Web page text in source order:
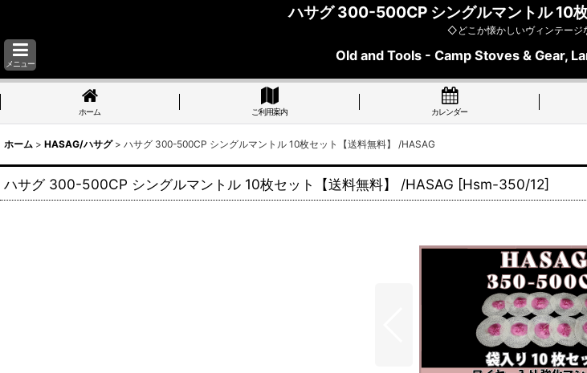
ハサグ 300-500CP シングルマントル 10
◇どこか懐かしいヴィンテー
メニュー
Old and Tools - Camp Stoves & Gear,
ホーム ご利用案内 カレンダー
ホーム > HASAG/ハサグ > ハサグ 300-500CP シングルマントル 10枚セット【送料無料】 /HASAG
ハサグ 300-500CP シングルマントル 10枚セット【送料無料】 /HASAG [Hsm-350/12]